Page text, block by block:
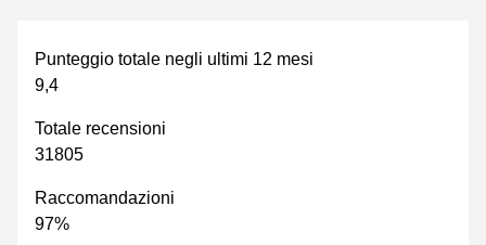
Punteggio totale negli ultimi 12 mesi
9,4
Totale recensioni
31805
Raccomandazioni
97%